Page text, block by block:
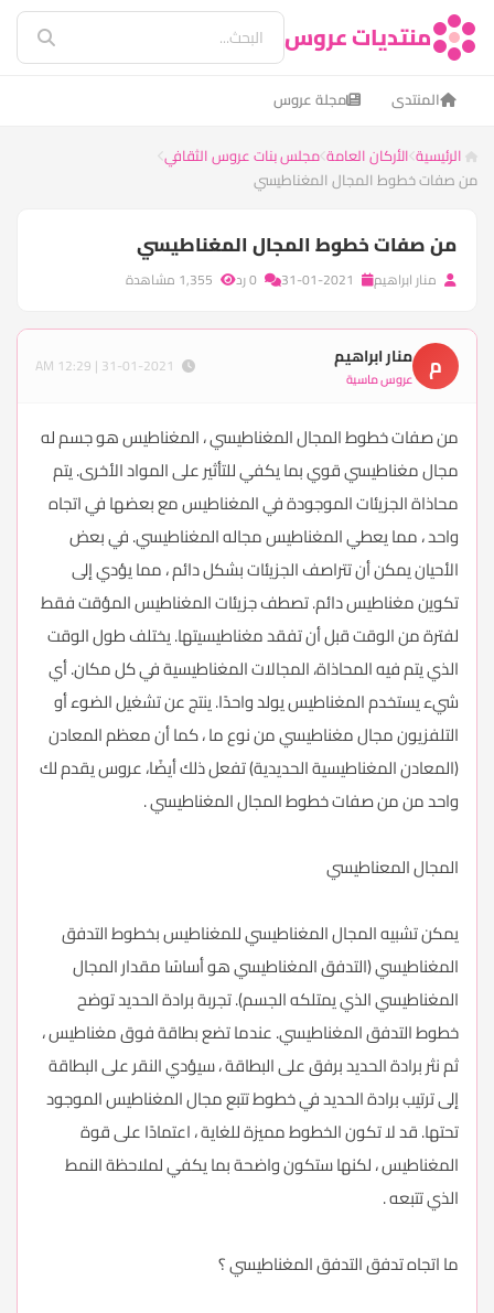
منتديات عروس
المنتدى مجلة عروس
الرئيسية الأركان العامة مجلس بنات عروس الثقافي
من صفات خطوط المجال المغناطيسي
من صفات خطوط المجال المغناطيسي
منار ابراهيم
م منار ابراهيم
عروس ماسية
من صفات خطوط المجال المغناطيسي ، المغناطيس هو جسم له
مجال مغناطيسي قوي بما يكفي للتأثير على المواد الأخرى. يتم
محاذاة الجزيئات الموجودة في المغناطيس مع بعضها في اتجاه
واحد ، مما يعطي المغناطيس مجاله المغناطيسي. في بعض
الأحيان يمكن أن تتراصف الجزيئات بشكل دائم ، مما يؤدي إلى
تكوين مغناطيس دائم. تصطف جزيئات المغناطيس المؤقت فقط
لفترة من الوقت قبل أن تفقد مغناطيسيتها. يختلف طول الوقت
الذي يتم فيه المحاذاة، المجالات المغناطيسية في كل مكان. أي
شيء يستخدم المغناطيس يولد واحدًا. ينتج عن تشغيل الضوء أو
التلفزيون مجال مغناطيسي من نوع ما ، كما أن معظم المعادن
(المعادن المغناطيسية الحديدية) تفعل ذلك أيضًا، عروس يقدم لك
واحد من من صفات خطوط المجال المغناطيسي .
المجال المعناطيسي
يمكن تشبيه المجال المغناطيسي للمغناطيس بخطوط التدفق
المغناطيسي (التدفق المغناطيسي هو أساسًا مقدار المجال
المغناطيسي الذي يمتلكه الجسم). تجربة برادة الحديد توضح
خطوط التدفق المغناطيسي. عندما تضع بطاقة فوق مغناطيس ،
ثم نثر برادة الحديد برفق على البطاقة ، سيؤدي النقر على البطاقة
إلى ترتيب برادة الحديد في خطوط تتبع مجال المغناطيس الموجود
تحتها. قد لا تكون الخطوط مميزة للغاية ، اعتمادًا على قوة
المغناطيس ، لكنها ستكون واضحة بما يكفي لملاحظة النمط
الذي تتبعه .
ما اتجاه تدفق التدفق المغناطيسي ؟